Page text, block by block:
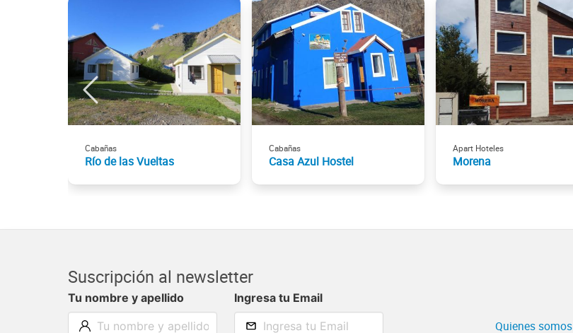
Cabañas
Río de las Vueltas
Cabañas
Casa Azul Hostel
Apart Hoteles
Morena
Suscripción al newsletter
Tu nombre y apellido Ingresa tu Email
Quienes somos